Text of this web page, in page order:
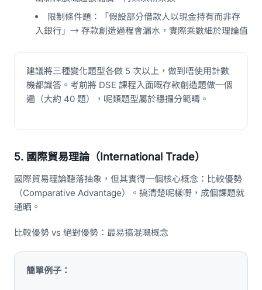
限制條件題：「假設部分借款人以現金持有而非存
入銀行」→ 存款創造過程會漏水，實際乘數細於理論值
建議將三種變化題型各做 5 次以上，做到唔使用計數
機都識答。考前將 DSE 課程入面嘅存款創造題做一個
遍（大約 40 題），呢類題型屬於穩攞分範疇。
5. 國際貿易理論（International Trade）
國際貿易理論聽落抽象，但其實得一個核心概念：比較優勢
（Comparative Advantage）。搞清楚呢樣嘢，成個課題就
通晒。
比較優勢 vs 絕對優勢：最易搞混嘅概念
簡單例子：